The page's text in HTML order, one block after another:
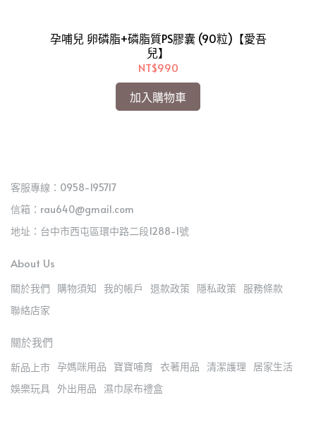
孕哺兒 卵磷脂+磷脂質PS膠囊 (90粒)【愛吾
兒】
NT$990
加入購物車
客服專線：0958-195717
信箱：rau640@gmail.com
地址：台中市西屯區環中路二段1288-1號
About Us
關於我們 購物須知 我的帳戶 退款政策 隱私政策 服務條款
聯絡店家
關於我們
新品上市 孕媽咪用品 寶寶哺育 衣著用品 清潔護理
居家生活
娛樂玩具 外出用品 濕巾尿布禮盒